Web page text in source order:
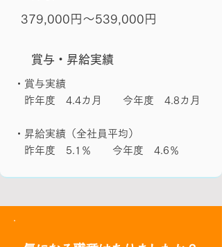
379,000円～539,000円
賞与・昇給実績
・賞与実績
昨年度 4.4カ月 今年度 4.8カ月
・昇給実績（全社員平均）
昨年度 5.1％ 今年度 4.6％